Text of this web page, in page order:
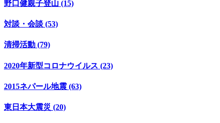
野口健親子登山 (15)
対談・会談 (53)
清掃活動 (79)
2020年新型コロナウイルス (23)
2015ネパール地震 (63)
東日本大震災 (20)